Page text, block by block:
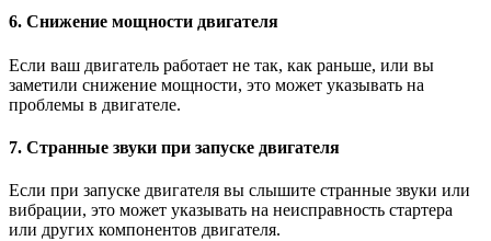
6. Снижение мощности двигателя
Если ваш двигатель работает не так, как раньше, или вы
заметили снижение мощности, это может указывать на
проблемы в двигателе.
7. Странные звуки при запуске двигателя
Если при запуске двигателя вы слышите странные звуки или
вибрации, это может указывать на неисправность стартера
или других компонентов двигателя.